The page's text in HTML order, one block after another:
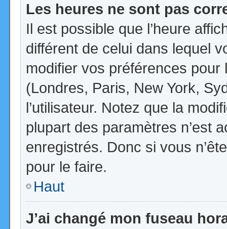
Les heures ne sont pas
Il est possible que l’heure
différent de celui dans lequel
modifier vos préférences
(Londres, Paris, New York,
l’utilisateur. Notez que la
plupart des paramètres n’est
enregistrés. Donc si vous
pour le faire.
Haut
J’ai changé mon fuseau